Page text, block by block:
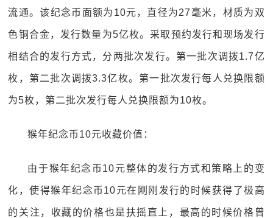
流通。该纪念币面额为10元，直径为27毫米，材质为双
色铜合金，发行数量为5亿枚。采取预约发行和现场发行
相结合的发行方式，分两批次发行。第一批次调拨1.7亿
枚，第二批次调拨3.3亿枚。第一批次发行每人兑换限额
为5枚，第二批次发行每人兑换限额为10枚。
猴年纪念币10元收藏价值：
由于猴年纪念币10元整体的发行方式和策略上的变
化，使得猴年纪念币10元在刚刚发行的时候获得了极高
的关注，收藏的价格也是扶摇直上，最高的时候价格曾